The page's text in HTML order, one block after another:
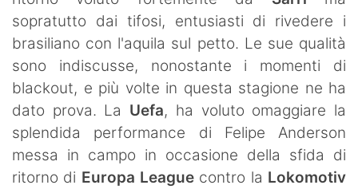
sopratutto dai tifosi, entusiasti di rivedere i
brasiliano con l'aquila sul petto. Le sue qualità
sono indiscusse, nonostante i momenti di
blackout, e più volte in questa stagione ne ha
dato prova. La Uefa, ha voluto omaggiare la
splendida performance di Felipe Anderson
messa in campo in occasione della sfida di
ritorno di Europa League contro la Lokomotiv